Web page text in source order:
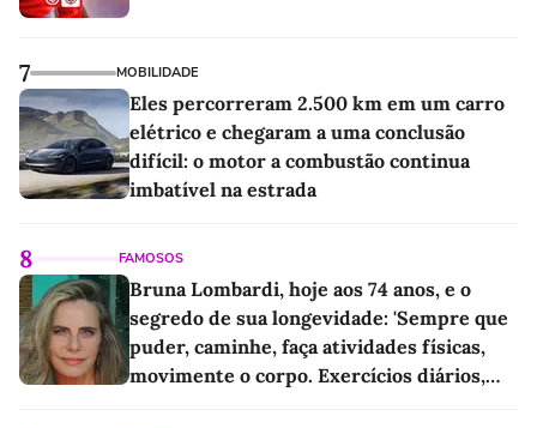
7 MOBILIDADE
Eles percorreram 2.500 km em um carro
elétrico e chegaram a uma conclusão
difícil: o motor a combustão continua
imbatível na estrada
8 FAMOSOS
Bruna Lombardi, hoje aos 74 anos, e o
segredo de sua longevidade: 'Sempre que
puder, caminhe, faça atividades físicas,
movimente o corpo. Exercícios diários,